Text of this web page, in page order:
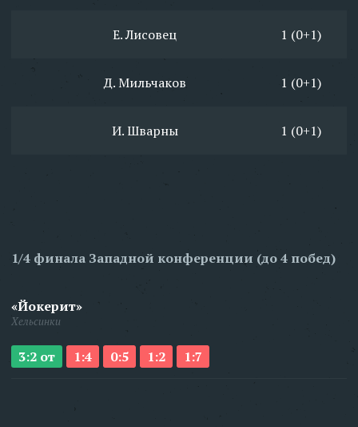
Е. Лисовец 1 (0+1)
Д. Мильчаков 1 (0+1)
И. Шварны 1 (0+1)
1/4 финала Западной конференции (до 4 побед)
«Йокерит»
Хельсинки
3:2 от 1:4 0:5 1:2 1:7